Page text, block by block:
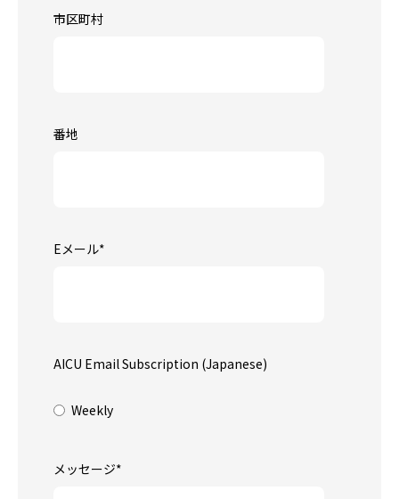
市区町村
番地
Eメール*
AICU Email Subscription (Japanese)
Weekly
メッセージ*